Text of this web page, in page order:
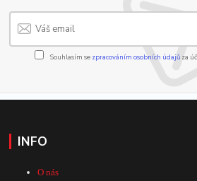
Souhlasím se zpracováním osobních údajůza
INFO
O nás